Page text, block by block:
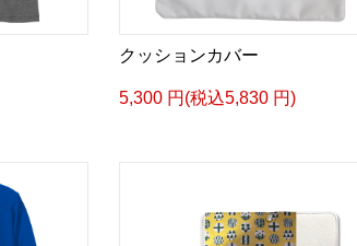
クッションカバー
5,300 円(税込5,830 円)